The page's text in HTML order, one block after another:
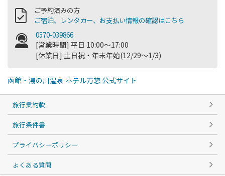
ご予約済みの方
ご宿泊、レンタカー、お支払い情報の確認はこちら
0570-039866
[営業時間] 平日 10:00～17:00
[休業日] 土日祝・年末年始(12/29～1/3)
函館・湯の川温泉 ホテル万惣 公式サイト
旅行業約款
旅行条件書
プライバシーポリシー
よくある質問